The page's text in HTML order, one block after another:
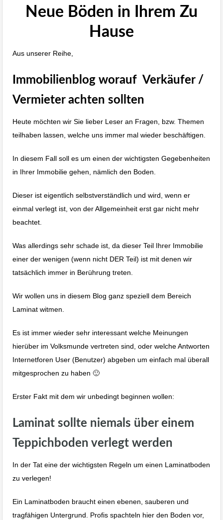
Neue Böden in Ihrem Zu
Hause
Aus unserer Reihe,
Immobilienblog worauf Verkäufer /
Vermieter achten sollten
Heute möchten wir Sie lieber Leser an Fragen, bzw. Themen
teilhaben lassen, welche uns immer mal wieder beschäftigen.
In diesem Fall soll es um einen der wichtigsten Gegebenheiten
in Ihrer Immobilie gehen, nämlich den Boden.
Dieser ist eigentlich selbstverständlich und wird, wenn er
einmal verlegt ist, von der Allgemeinheit erst gar nicht mehr
beachtet.
Was allerdings sehr schade ist, da dieser Teil Ihrer Immobilie
einer der wenigen (wenn nicht DER Teil) ist mit denen wir
tatsächlich immer in Berührung treten.
Wir wollen uns in diesem Blog ganz speziell dem Bereich
Laminat witmen.
Es ist immer wieder sehr interessant welche Meinungen
hierüber im Volksmunde vertreten sind, oder welche Antworten
Internetforen User (Benutzer) abgeben um einfach mal überall
mitgesprochen zu haben 🙂
Erster Fakt mit dem wir unbedingt beginnen wollen:
Laminat sollte niemals über einem
Teppichboden verlegt werden
In der Tat eine der wichtigsten Regeln um einen Laminatboden
zu verlegen!
Ein Laminatboden braucht einen ebenen, sauberen und
tragfähigen Untergrund. Profis spachteln hier den Boden vor,